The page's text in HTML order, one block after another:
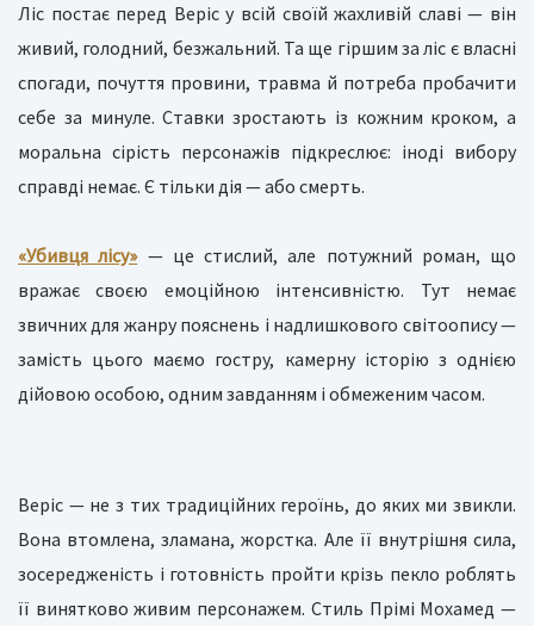
Ліс постає перед Веріс у всій своїй жахливій славі — він
живий, голодний, безжальний. Та ще гіршим за ліс є власні
спогади, почуття провини, травма й потреба пробачити
себе за минуле. Ставки зростають із кожним кроком, а
моральна сірість персонажів підкреслює: іноді вибору
справді немає. Є тільки дія — або смерть.
«Убивця лісу»— це стислий, але потужний роман, що
вражає своєю емоційною інтенсивністю. Тут немає
звичних для жанру пояснень і надлишкового світоопису —
замість цього маємо гостру, камерну історію з однією
дійовою особою, одним завданням і обмеженим часом.
Веріс — не з тих традиційних героїнь, до яких ми звикли.
Вона втомлена, зламана, жорстка. Але її внутрішня сила,
зосередженість і готовність пройти крізь пекло роблять
її винятково живим персонажем. Стиль Прімі Мохамед —